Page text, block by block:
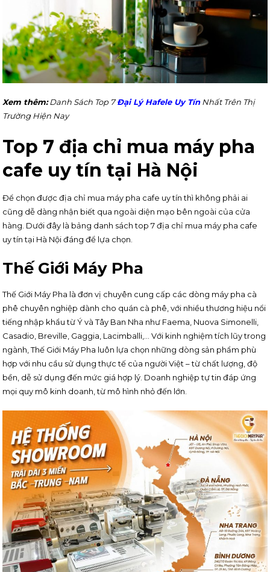
Xem thêm:Danh Sách Top 7Đại Lý Hafele Uy TínNhất Trên Thị
Trường Hiện Nay
Top 7 địa chỉ mua máy pha
cafe uy tín tại Hà Nội
Để chọn được địa chỉ mua máy pha cafe uy tín thì không phải ai
cũng dễ dàng nhận biết qua ngoài diện mạo bên ngoài của cửa
hàng. Dưới đây là bảng danh sách top 7 địa chỉ mua máy pha cafe
uy tín tại Hà Nội đáng để lựa chọn.
Thế Giới Máy Pha
Thế Giới Máy Pha là đơn vị chuyên cung cấp các dòng máy pha cà
phê chuyên nghiệp dành cho quán cà phê, với nhiều thương hiệu nổi
tiếng nhập khẩu từ Ý và Tây Ban Nha như Faema, Nuova Simonelli,
Casadio, Breville, Gaggia, Lacimballi,… Với kinh nghiệm tích lũy trong
ngành, Thế Giới Máy Pha luôn lựa chọn những dòng sản phẩm phù
hợp với nhu cầu sử dụng thực tế của người Việt – từ chất lượng, độ
bền, dễ sử dụng đến mức giá hợp lý. Doanh nghiệp tự tin đáp ứng
mọi quy mô kinh doanh, từ mô hình nhỏ đến lớn.